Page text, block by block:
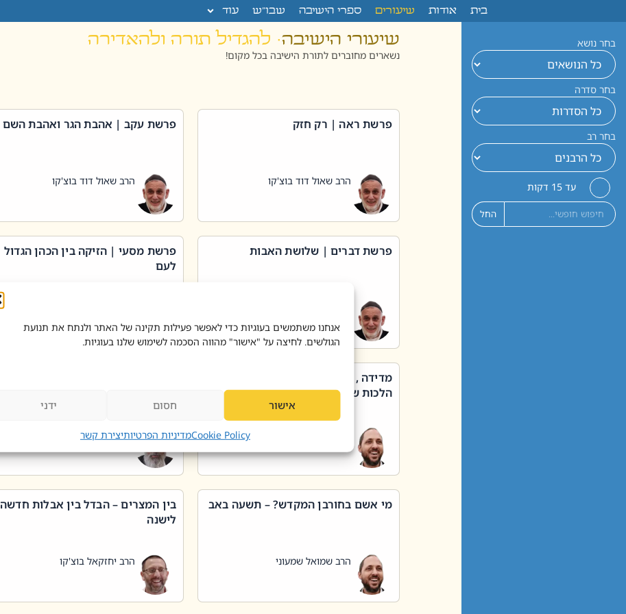
אנחנו משתמשים בעוגיות כדי לאפשר פעילות תקינה של האתר ולנתח את תנועת
הגולשים. לחיצה על "אישור" מהווה הסכמה לשימוש שלנו בעוגיות.
אישור חסום ידני
Cookie Policyמדיניות הפרטיותיצירת קשר
בית אודות שיעורים ספרי הישיבה שבו”ש עוד
בחר נושא
בחר סדרה
בחר רב
עד 15 דקות
החל
שיעורי הישיבה· להגדיל תורה ולהאדירה
נשארים מחוברים לתורת הישיבה בכל מקום!
פרשת ראה | רק חזק
הרב שאול דוד בוצ'קו
פרשת עקב | אהבת הגר ואהבת השם
הרב שאול דוד בוצ'קו
פרשת דברים | שלושת האבות
פרשת מסעי | הזיקה בין הכהן הגדול
לעם
מדידה , קניה , שטיפת כלים בשבת –
הלכות שבת – סימן שכג
הרב יאיר בידני
מי אשם בחורבן המקדש? – תשעה באב
הרב שמואל שמעוני
בין המצרים – הבדל בין אבלות חדשה
לישנה
הרב יחזקאל בוצ'קו